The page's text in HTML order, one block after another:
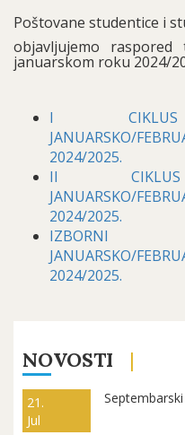
Poštovane studentice i
objavljujemo
januarskom roku 2024/
I
JANUARSKO/
2024/2025.
II
JANUARSKO/
2024/2025.
JANUARSKO/
2024/2025.
NOVOSTI
21.
Jul